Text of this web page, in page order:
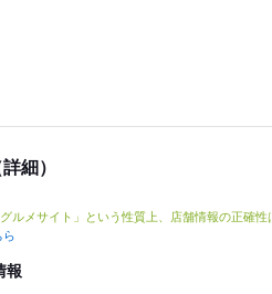
細）
グルメサイト」という性質上、店舗情報の正確
報